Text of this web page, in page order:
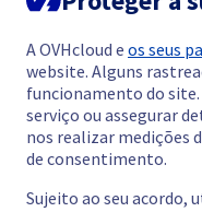
A OVHcloud e os seus
website. Alguns
funcionamento do
serviço ou assegurar
nos realizar medições
de consentimento.
Sujeito ao seu acordo,